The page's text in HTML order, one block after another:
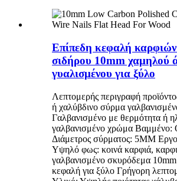
Επίπεδη κεφαλή
σιδήρου 10mm χαμηλού
γυαλισμένου για ξύλο
Λεπτομερής περιγραφή
ή χαλύβδινο σύρμα
Γαλβανισμένο με θερμότητα ή
γαλβανισμένο χρώμα
Διάμετρος σύρματος: 5MM
Υψηλό φως: κοινά καρφιά,
γαλβανισμένο σκυρόδεμα
κεφαλή για ξύλο Γρήγορη